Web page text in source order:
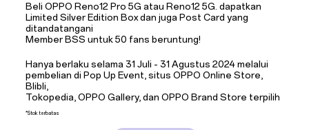
Beli OPPO Reno12 Pro 5G atau Reno12 5G. dapatkan
Limited Silver Edition Box dan juga Post Cardyang
ditandatangani
Member BSS untuk 50 fansberuntung!
Hanya berlaku selama 31 Juli - 31 Agustus 2024melalui
pembelian di Pop Up Event, situs OPPOOnline Store,
Blibli,
Tokopedia, OPPO Gallery, danOPPO Brand Store terpilih
*Stok terbatas